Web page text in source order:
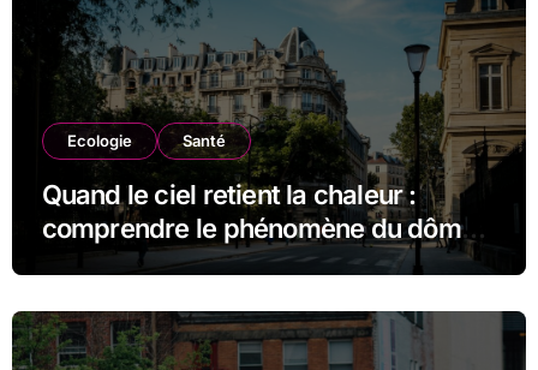
Ecologie Santé
Quand le ciel retient la chaleur :
comprendre le phénomène du dôme
thermique et ses conséquences